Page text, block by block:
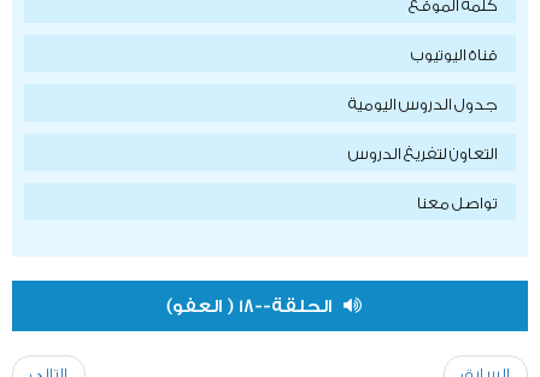
كلمة الموقع
قناة اليوتيوب
جدول الدروس اليومية
التعاون لتفريغ الدروس
تواصل معنا
الحلقة--18 ( العفو)